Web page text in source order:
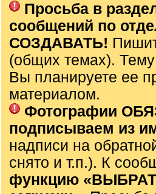
Просьба в
сообщений по
СОЗДАВАТЬ!
(общих темах).
Вы планируете ее
материалом.
Фотографии
подписываем из
надписи на
снято и т.п.). К
функцию